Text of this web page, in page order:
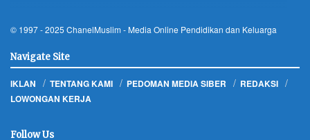
© 1997 - 2025 ChanelMuslim - Media Online Pendidikan dan Keluarga
Navigate Site
IKLAN TENTANG KAMI PEDOMAN MEDIA SIBER
REDAKSI
LOWONGAN KERJA
Follow Us